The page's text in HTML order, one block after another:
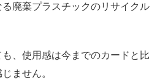
廃棄プラスチックのリサイクル
、使用感は今までのカードと比
ません。